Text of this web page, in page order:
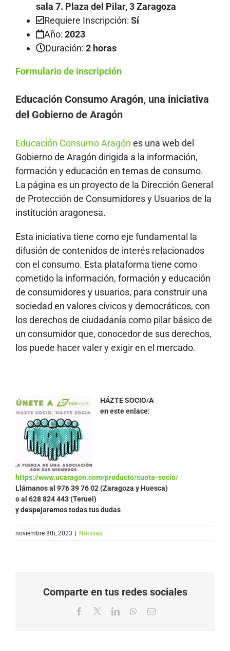
sala 7. Plaza del Pilar, 3 Zaragoza
Requiere Inscripción: Sí
Año: 2023
Duración: 2 horas
Formulario de inscripción
Educación Consumo Aragón, una iniciativa
del Gobierno de Aragón
Educación Consumo Aragón es una web del
Gobierno de Aragón dirigida a la información,
formación y educación en temas de consumo.
La página es un proyecto de la Dirección General
de Protección de Consumidores y Usuarios de la
institución aragonesa.
Esta iniciativa tiene como eje fundamental la
difusión de contenidos de interés relacionados
con el consumo. Esta plataforma tiene como
cometido la información, formación y educación
de consumidores y usuarios, para construir una
sociedad en valores cívicos y democráticos, con
los derechos de ciudadanía como pilar básico de
un consumidor que, conocedor de sus derechos,
los puede hacer valer y exigir en el mercado.
HÁZTE SOCIO/A
en este enlace:
https://www.ucaragon.com/producto/cuota-socio/
Llámanos al 976 39 76 02 (Zaragoza y Huesca)
o al 628 824 443 (Teruel)
y despejaremos todas tus dudas
noviembre 8th, 2023 Noticias
Comparte en tus redes sociales
Facebook LinkedInWhatsApp
Correo